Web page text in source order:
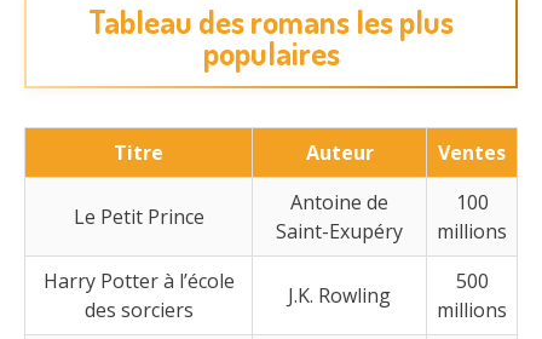
Tableau des romans les plus
populaires
Titre Auteur Ventes
Le Petit Prince
Antoine de
Saint-Exupéry
100
millions
Harry Potter à l’école
des sorciers
J.K. Rowling
500
millions